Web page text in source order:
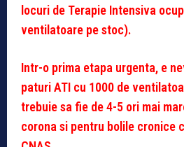
locuri de Terapie Intensiva
ventilatoare pe stoc).
Intr-o prima etapa urgenta, e
paturi ATI cu 1000 de
trebuie sa fie de 4-5 ori mai
corona si pentru bolile cronice